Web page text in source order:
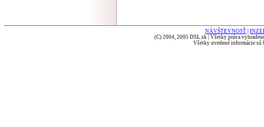
NÁVŠTEVNOSŤ
(C) 2004, 2005 DSL.sk | Všetky práva
Všetky uvedené informácie sú